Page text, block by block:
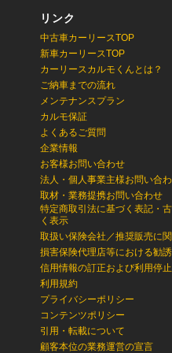
リンク
中古車カーリースTOP
新車カーリースTOP
カーリースカルモくんとは？
ご納車までの流れ
メンテナンスプラン
カルモ保証
よくあるご質問
企業情報
お客様お問い合わせ
法人・個人事業主様お問い合
取材・業務提携お問い合わせ
特定商取引法に基づく表記・
く表示
取扱い保険会社／推奨販売に
損害保険代理店等における勧
信用情報の訂正および利用停
利用規約
プライバシーポリシー
コンテンツポリシー
引用・転載について
顧客本位の業務運営の宣言